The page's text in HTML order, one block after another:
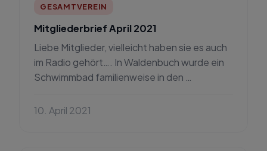
GESAMTVEREIN
Mitgliederbrief April 2021
Liebe Mitglieder, vielleicht haben sie es auch
im Radio gehört…. In Waldenbuch wurde ein
Schwimmbad familienweise in den …
10. April 2021